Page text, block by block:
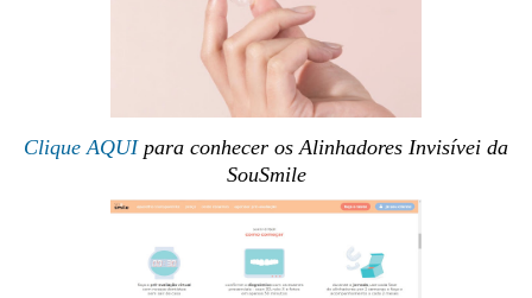
Clique AQUIpara conhecer os Alinhadores Invisívei da
SouSmile